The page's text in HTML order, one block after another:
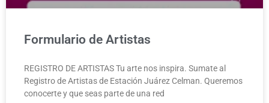
Formulario de Artistas
REGISTRO DE ARTISTAS Tu arte nos inspira. Sumate al
Registro de Artistas de Estación Juárez Celman. Queremos
conocerte y que seas parte de una red